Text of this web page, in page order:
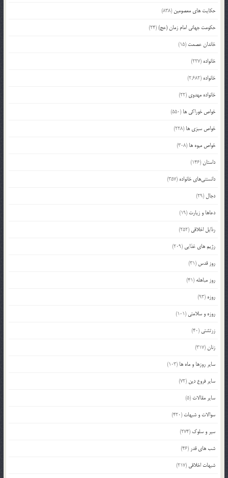
حکایت های معصومین (838)
حکومت جهانی امام زمان (عج)(24)
خاندان عصمت (15)
خانواده (227)
خانواده (2,682)
خانواده مهدوی (22)
خواص خوراکی ها (550)
خواص سبزی ها (228)
خواص میوه ها (308)
داستان(146)
دانستنی‌های خانواده (357)
دجال (29)
دعاها و زیارت (19)
رذایل اخلاقی (252)
رژیم های غذایی (209)
روز قدس (31)
روز مباهله (41)
روزه (93)
روزه و سلامتی (101)
زرتشتی (40)
زنان(317)
سایر روزها و ماه ها (103)
سایر فروع دین (72)
سایر مقالات (5)
سوالات و شبهات (420)
سیر و سلوک (274)
شب های قدر (46)
شبهات اخلاقی (217)